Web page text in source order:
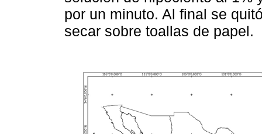
por un minuto. Al final se
secar sobre toallas de papel.